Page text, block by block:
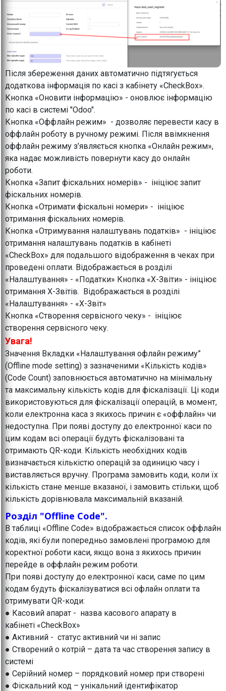
Після збереження даних автоматично підтягується
додаткова інформація по касі з кабінету «CheckBox».
Кнопка «Оновити інформацію» - оновлює інформацію
по касі в системі "Odoo".
Кнопка «Оффлайн режим» - дозволяє перевести касу в
оффлайн роботу в ручному режимі. Після ввімкнення
оффлайн режиму з’являється кнопка «Онлайн режим»,
яка надає можливість повернути касу до онлайн
роботи.
Кнопка «Запит фіскальних номерів» - ініціює запит
фіскальних номерів.
Кнопка «Отримати фіскальні номери» - ініціює
отримання фіскальних номерів.
Кнопка «Отримування налаштувань податків» - ініціює
отримання налаштувань податків в кабінеті
«CheckBox» для подальшого відображення в чеках при
проведені оплати. Відображається в розділі
«Налаштування» - «Податки» Кнопка «Х-Звіти» - ініціює
отримання Х-Звітів. Відображається в розділі
«Налаштування» - «Х-Звіт»
Кнопка «Створення сервісного чеку» - ініціює
створення сервісного чеку.
Увага!
Значення Вкладки «Налаштування офлайн режиму”
(Offline mode setting) з зазначеними «Кількість кодів»
(Code Count) заповнюється автоматично на мінімальну
та максимальну кількість кодів для фіскалізації. Ці коди
використовуються для фіскалізації операцій, в момент,
коли електронна каса з якихось причин є «оффлайн» чи
недоступна. При появі доступу до електронної каси по
цим кодам всі операції будуть фіскалізовані та
отримають QR-коди. Кількість необхідних кодів
визначається кількістю операцій за одиницю часу і
виставляється вручну. Програма замовить коди, коли їх
кількість стане менше вказаної, і замовить стільки, щоб
кількість дорівнювала максимальній вказаній.
Розділ "Offline Code".
В таблиці «Offline Code» відображається список оффлайн
кодів, які були попередньо замовлені програмою для
коректної роботи каси, якщо вона з якихось причин
перейде в оффлайн режим роботи.
При появі доступу до електронної каси, саме по цим
кодам будуть фіскалізуватися всі офлайн оплати та
отримувати QR-коди:
● Касовий апарат - назва касового апарату в
кабінеті «CheckBox»
● Активний - статус активний чи ні запис
● Створений о котрій – дата та час створення запису в
системі
● Серійний номер – порядковий номер при створені
● Фіскальний код – унікальний ідентифікатор